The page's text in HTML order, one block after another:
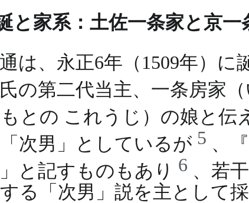
と家系：土佐一条家と京一
は、永正6年（1509年）に
の第二代当主、一条房家
もとの これうじ）の娘と伝
次男」としているが 5 、
」と記すものもあり 6 、若
る「次男」説を主として採